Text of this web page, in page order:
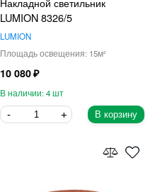
LUMION 8326/5
LUMION
15
10 080
4
В корзину